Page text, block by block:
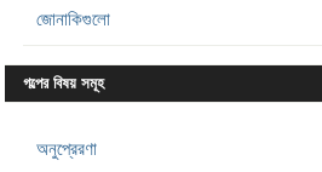
জোনাকিগুলো
গল্পের বিষয় সমূহ
অনুপ্রেরণা